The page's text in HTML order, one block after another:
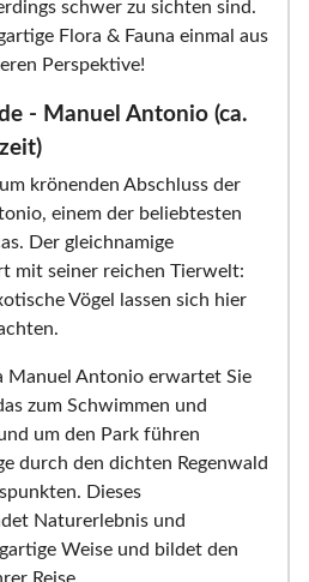
schwer zu sichten sind.
Flora & Fauna einmal aus
Perspektive!
- Manuel Antonio (ca.
krönenden Abschluss der
einem der beliebtesten
Der gleichnamige
mit seiner reichen Tierwelt:
Vögel lassen sich hier
Manuel Antonio erwartet Sie
zum Schwimmen und
um den Park führen
durch den dichten Regenwald
Dieses
Naturerlebnis und
Weise und bildet den